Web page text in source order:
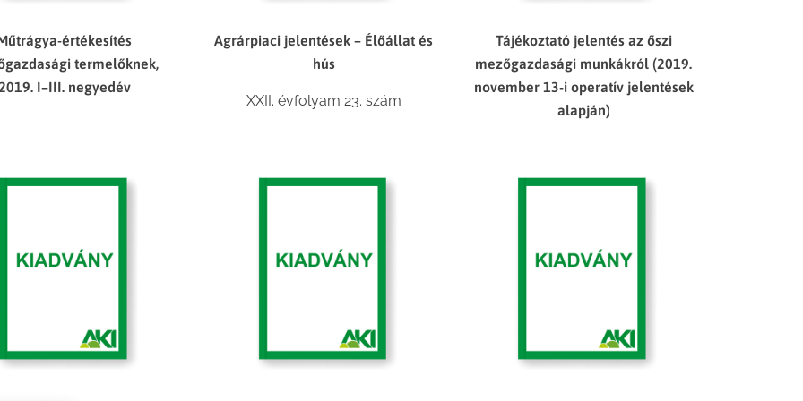
értékesítés
termelőknek,
I–III. negyedév
Agrárpiaci jelentések – Élőállat és
hús
XXII. évfolyam 23. szám
Tájékoztató jelentés az őszi
mezőgazdasági munkákról (2019.
november 13-i operatív jelentések
alapján)